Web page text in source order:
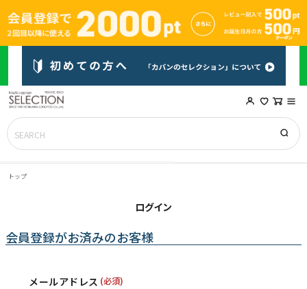
トップ
ログイン
会員登録がお済みのお客様
メールアドレス (必須)